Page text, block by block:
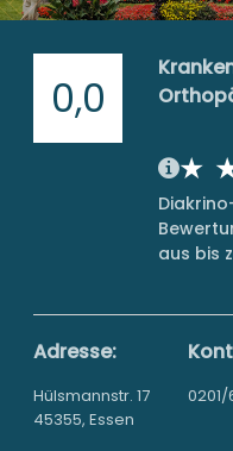
0,0
aus bis
Adresse:
Hülsmannstr. 17
45355, Essen